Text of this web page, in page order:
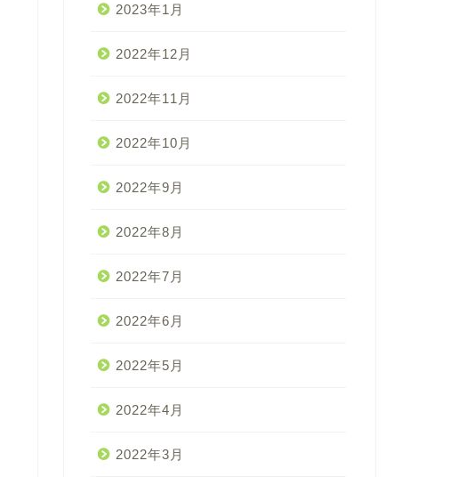
2023年1月
2022年12月
2022年11月
2022年10月
2022年9月
2022年8月
2022年7月
2022年6月
2022年5月
2022年4月
2022年3月